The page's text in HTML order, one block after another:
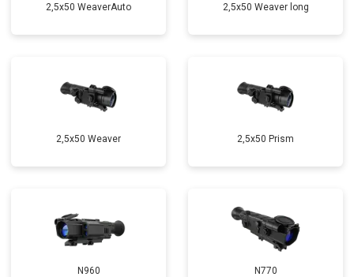
2,5x50 WeaverAuto 2,5x50 Weaver long
2,5x50 Weaver 2,5x50 Prism
N960 N770